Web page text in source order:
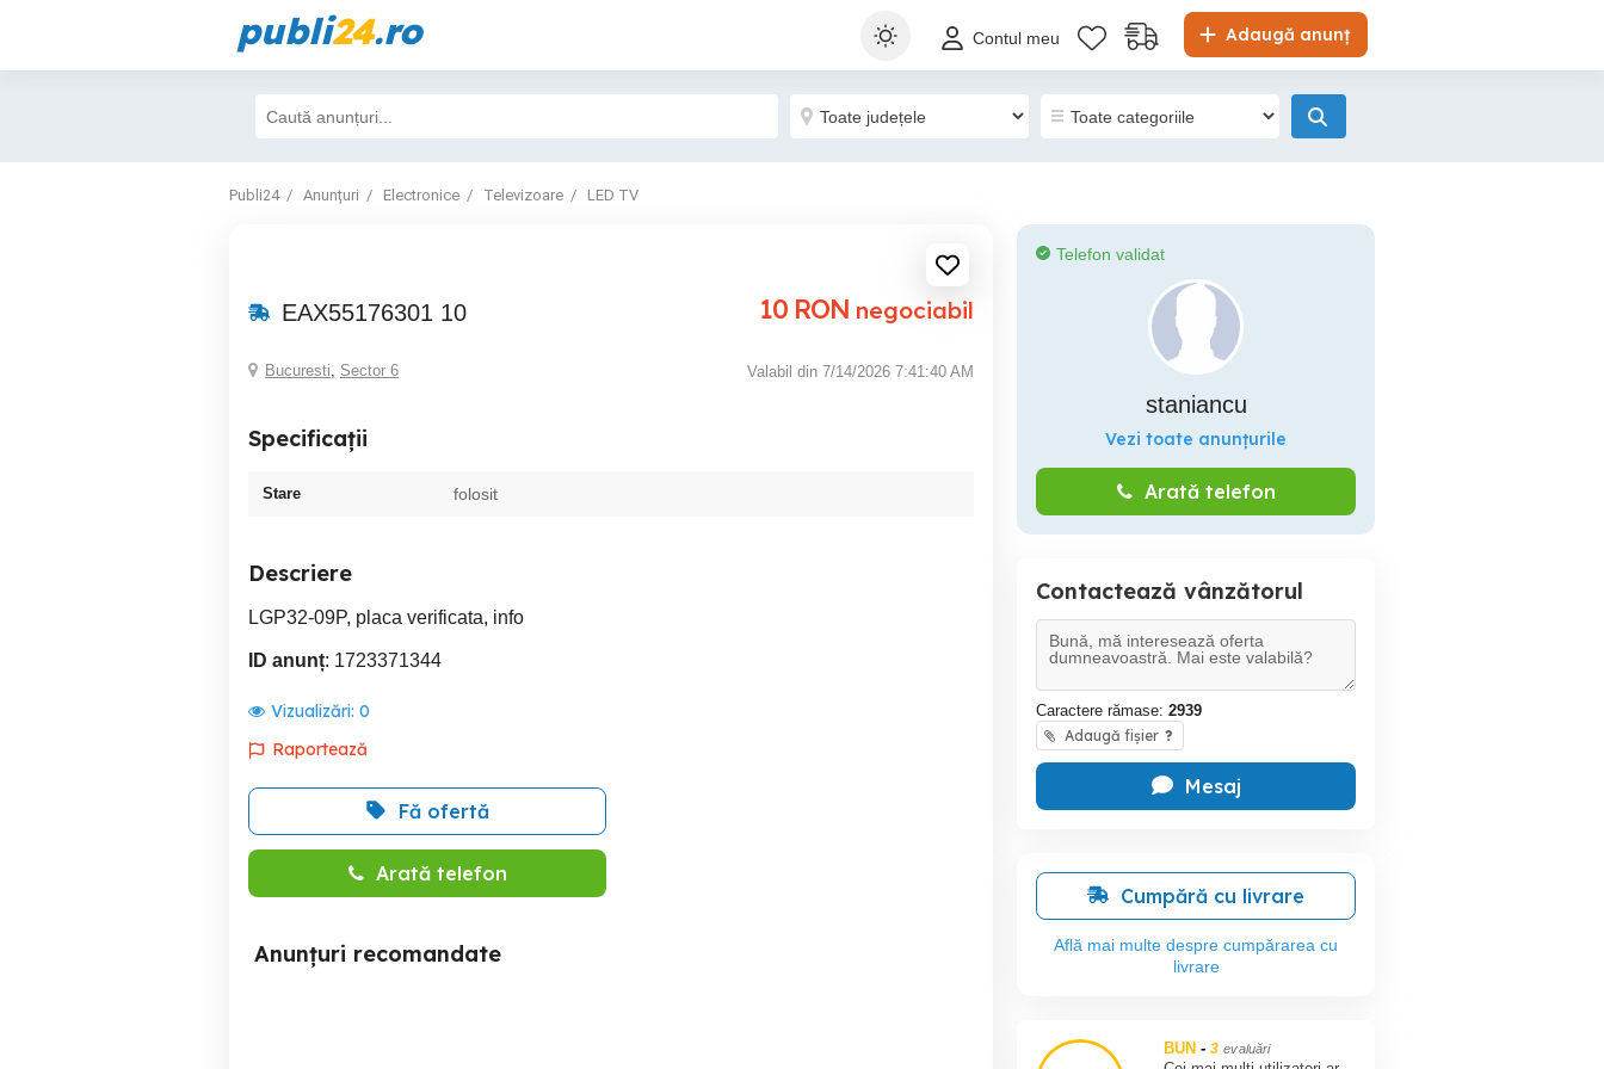
publi24.ro Adaugă anunț
Contul meu
Publi24 Anunțuri Electronice Televizoare LED TV
EAX55176301 10 10 RON negociabil
Bucuresti, Sector 6 Valabil din 7/14/2026 7:41:40 AM
Specificații
Stare folosit
Descriere
LGP32-09P, placa verificata, info
ID anunț: 1723371344
Vizualizări: 0
Raportează
Fă ofertă
Arată telefon
Anunțuri recomandate
Telefon validat
staniancu
Vezi toate anunțurile
Arată telefon
Contactează vânzătorul
Caractere rămase: 2939
Adaugă fișier ?
Mesaj
Cumpără cu livrare
Află mai multe despre cumpărarea cu
livrare
BUN- 3 evaluări